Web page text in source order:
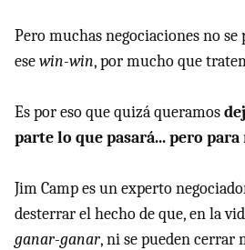
Pero muchas negociaciones no
esewin-win, por mucho que
Es por eso que quizá queramos
parte lo que pasará... pero para
Jim Camp es un experto
desterrar el hecho de que, en la
ganar-ganar, ni se pueden cerrar